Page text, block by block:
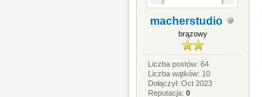
macherstudio
brązowy
Liczba postów: 64
Liczba wątków: 10
Dołączył: Oct 2023
Reputacja:0